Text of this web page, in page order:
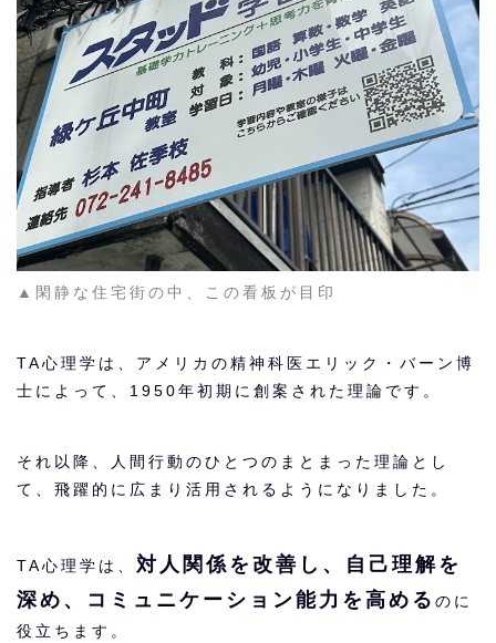
▲閑静な住宅街の中、この看板が目印
TA心理学は、アメリカの精神科医エリック・バーン博
士によって、1950年初期に創案された理論です。
それ以降、人間行動のひとつのまとまった理論とし
て、飛躍的に広まり活用されるようになりました。
TA心理学は、 対人関係を改善し、自己理解を
深め、コミュニケーション能力を高める のに
役立ちます。